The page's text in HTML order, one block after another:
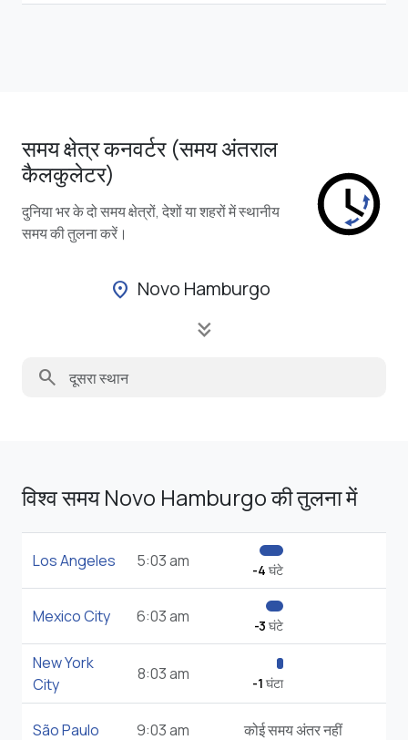
समय क्षेत्र कनवर्टर (समय अंतराल
कैलकुलेटर)
दुनिया भर के दो समय क्षेत्रों, देशों या शहरों में स्थानीय
समय की तुलना करें।
location_on Novo Hamburgo
keyboard_double_arrow_down
search
विश्व समय Novo Hamburgo की तुलना में
Los Angeles 5:03 am -4 घंटे
Mexico City 6:03 am -3 घंटे
New York
City
8:03 am -1 घंटा
São Paulo 9:03 am कोई समय अंतर नहीं